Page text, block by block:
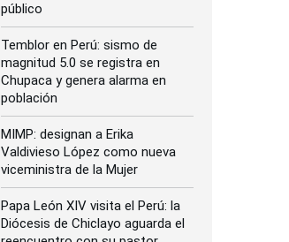
público
Temblor en Perú: sismo de
magnitud 5.0 se registra en
Chupaca y genera alarma en
población
MIMP: designan a Erika
Valdivieso López como nueva
viceministra de la Mujer
Papa León XIV visita el Perú: la
Diócesis de Chiclayo aguarda el